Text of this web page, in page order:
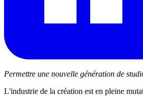
Permettre une nouvelle génération de
L'industrie de la création est en pleine